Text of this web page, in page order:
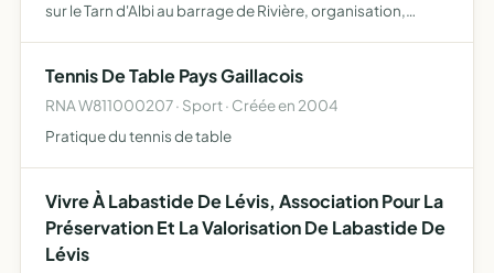
sur le Tarn d'Albi au barrage de Rivière, organisation,
Tennis De Table Pays Gaillacois
RNA W811000207 · Sport · Créée en 2004
Pratique du tennis de table
Vivre À Labastide De Lévis, Association Pour La
Préservation Et La Valorisation De Labastide De
Lévis